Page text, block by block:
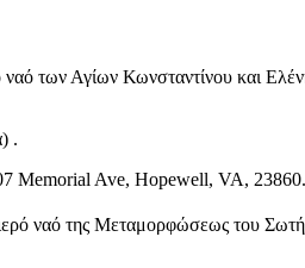
των Αγίων Κωνσταντίνου και
Memorial Ave, Hopewell, VA, 23860.
ναό της Μεταμορφώσεως του